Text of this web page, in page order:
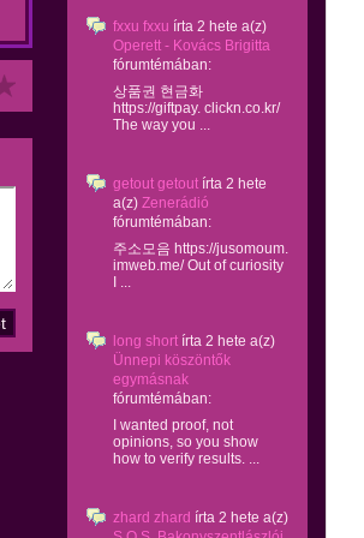
fxxu fxxu írta 2 hete a(z)
Operett - Kovács Brigitta
fórumtémában:
상품권 현금화
https://giftpay. clickn.co.kr/
The way you ...
getout getout írta 2 hete
a(z) Zenerádió
fórumtémában:
주소모음 https://jusomoum.
imweb.me/ Out of curiosity
I ...
long short írta 2 hete a(z)
Ünnepi köszöntők
egymásnak
fórumtémában:
I wanted proof, not
opinions, so you show
how to verify results. ...
zhard zhard írta 2 hete a(z)